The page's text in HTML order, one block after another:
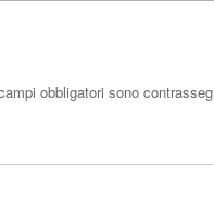
obbligatori sono